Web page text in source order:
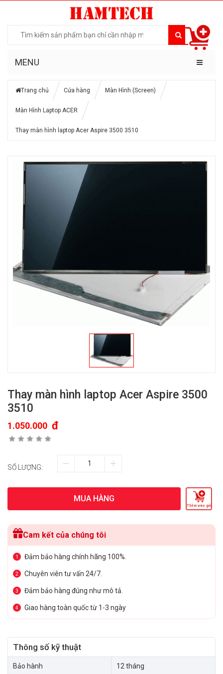
MENU
Trang chủ Cửa hàng Màn Hình (Screen)
Màn Hình Laptop ACER
Thay màn hình laptop Acer Aspire 3500 3510
Thay màn hình laptop Acer Aspire 3500
3510
1.050.000 đ
SỐ LƯỢNG:
MUA HÀNG
Thêm vào giỏ
Cam kết của chúng tôi
1 Đảm bảo hàng chính hãng 100%.
2 Chuyên viên tư vấn 24/7.
3 Đảm bảo hàng đúng như mô tả.
4 Giao hàng toàn quốc từ 1-3 ngày
Thông số kỹ thuật
Bảo hành 12 tháng